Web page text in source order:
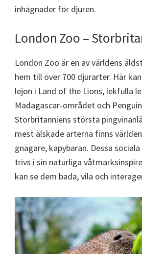
inhägnader för djuren.
London Zoo –
London Zoo är en av världens
hem till över 700 djurarter. Här
lejon i Land of the Lions, lekfulla
Madagascar-området och
Storbritanniens största
mest älskade arterna finns
gnagare, kapybaran. Dessa
trivs i sin naturliga
kan se dem bada, vila och